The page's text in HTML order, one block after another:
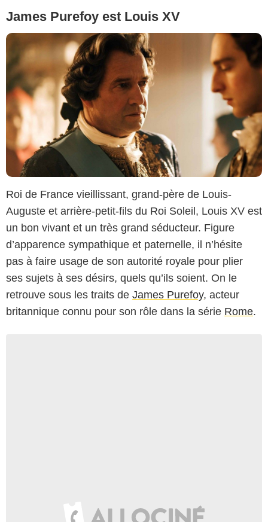
James Purefoy est Louis XV
Roi de France vieillissant, grand-père de Louis-
Auguste et arrière-petit-fils du Roi Soleil, Louis XV est
un bon vivant et un très grand séducteur. Figure
d’apparence sympathique et paternelle, il n’hésite
pas à faire usage de son autorité royale pour plier
ses sujets à ses désirs, quels qu’ils soient. On le
retrouve sous les traits de James Purefoy, acteur
britannique connu pour son rôle dans la série Rome.